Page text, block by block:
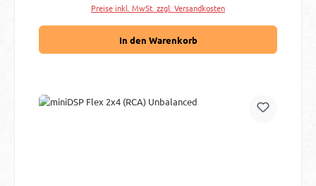
Preise inkl. MwSt. zzgl. Versandkosten
In den Warenkorb